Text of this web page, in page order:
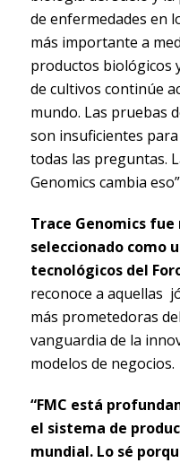
de enfermedades en
más importante a
productos biológicos
de cultivos continúe
mundo. Las pruebas
son insuficientes
todas las preguntas.
Genomics cambia
Trace Genomics
seleccionado como
tecnológicos del
reconoce a aquellas
más prometedoras
vanguardia de la
modelos de negocios.
“FMC está
el sistema de
mundial. Lo sé